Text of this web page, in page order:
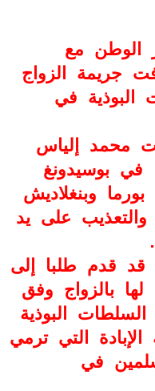
الوطن مع
جريمة الزواج
في
محمد إلياس
بوسيدونغ
وبنغلاديش
على يد
قد قدم طلبا إلى
لها بالزواج وفق
السلطات البوذية
التي ترمي
في